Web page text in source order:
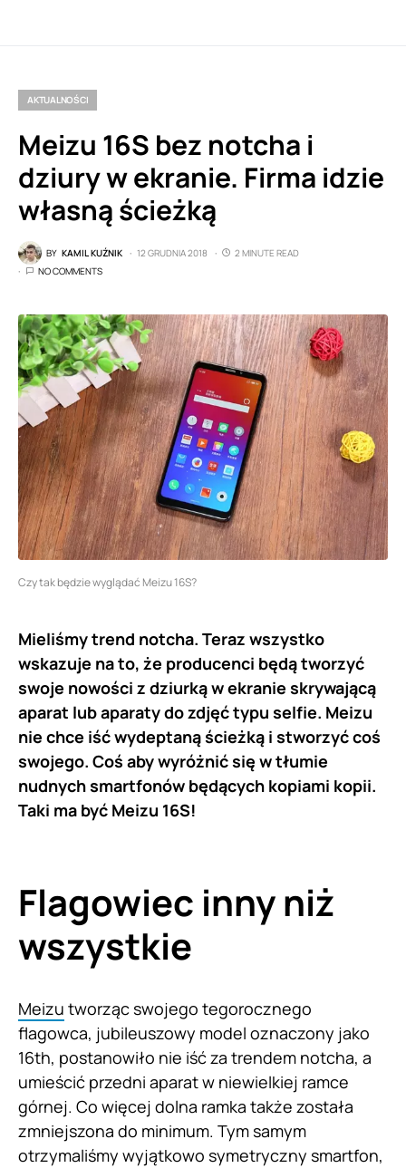
AKTUALNOŚCI
Meizu 16S bez notcha i
dziury w ekranie. Firma idzie
własną ścieżką
BY KAMIL KUŹNIK 12 GRUDNIA 2018
2 MINUTE READ
NO COMMENTS
Czy tak będzie wyglądać Meizu 16S?
Mieliśmy trend notcha. Teraz wszystko
wskazuje na to, że producenci będą tworzyć
swoje nowości z dziurką w ekranie skrywającą
aparat lub aparaty do zdjęć typu selfie. Meizu
nie chce iść wydeptaną ścieżką i stworzyć coś
swojego. Coś aby wyróżnić się w tłumie
nudnych smartfonów będących kopiami kopii.
Taki ma być Meizu 16S!
Flagowiec inny niż
wszystkie
Meizu tworząc swojego tegorocznego
flagowca, jubileuszowy model oznaczony jako
16th, postanowiło nie iść za trendem notcha, a
umieścić przedni aparat w niewielkiej ramce
górnej. Co więcej dolna ramka także została
zmniejszona do minimum. Tym samym
otrzymaliśmy wyjątkowo symetryczny smartfon,